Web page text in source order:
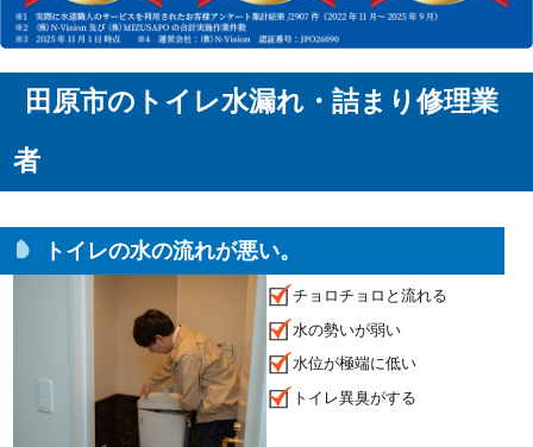
田原市のトイレ水漏れ・詰まり修理業
者
トイレの水の流れが悪い。
チョロチョロと流れる
水の勢いが弱い
水位が極端に低い
トイレ異臭がする